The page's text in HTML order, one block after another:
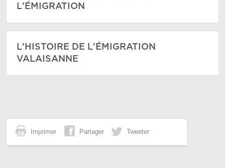
L'ÉMIGRATION
L'HISTOIRE DE L'ÉMIGRATION
VALAISANNE
Imprimer Partager Tweeter